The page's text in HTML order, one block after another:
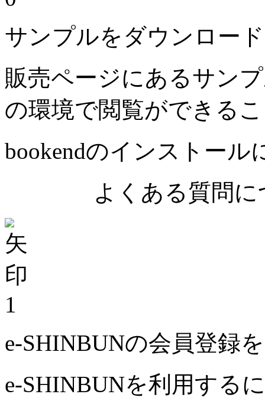
サンプルをダウンロー
販売ページにあるサン
の環境で閲覧ができる
bookendのインストール
よくある質問に
1
e-SHINBUNの会員登録
e-SHINBUNを利用する